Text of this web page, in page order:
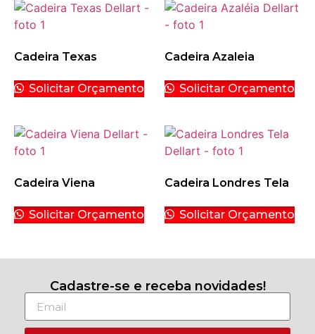
Cadeira Texas
Solicitar Orçamento
Cadeira Azaleia
Solicitar Orçamento
Cadeira Viena
Solicitar Orçamento
Cadeira Londres Tela
Solicitar Orçamento
Cadastre-se e receba novidades!